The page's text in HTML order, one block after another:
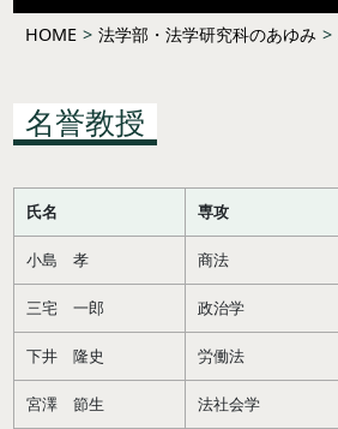
HOME > 法学部・法学研究科のあゆみ >
名誉教授
氏名 専攻
小島 孝 商法
三宅 一郎 政治学
下井 隆史 労働法
宮澤 節生 法社会学